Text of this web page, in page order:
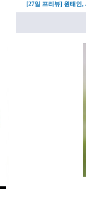
[27일 프리뷰] 원태인